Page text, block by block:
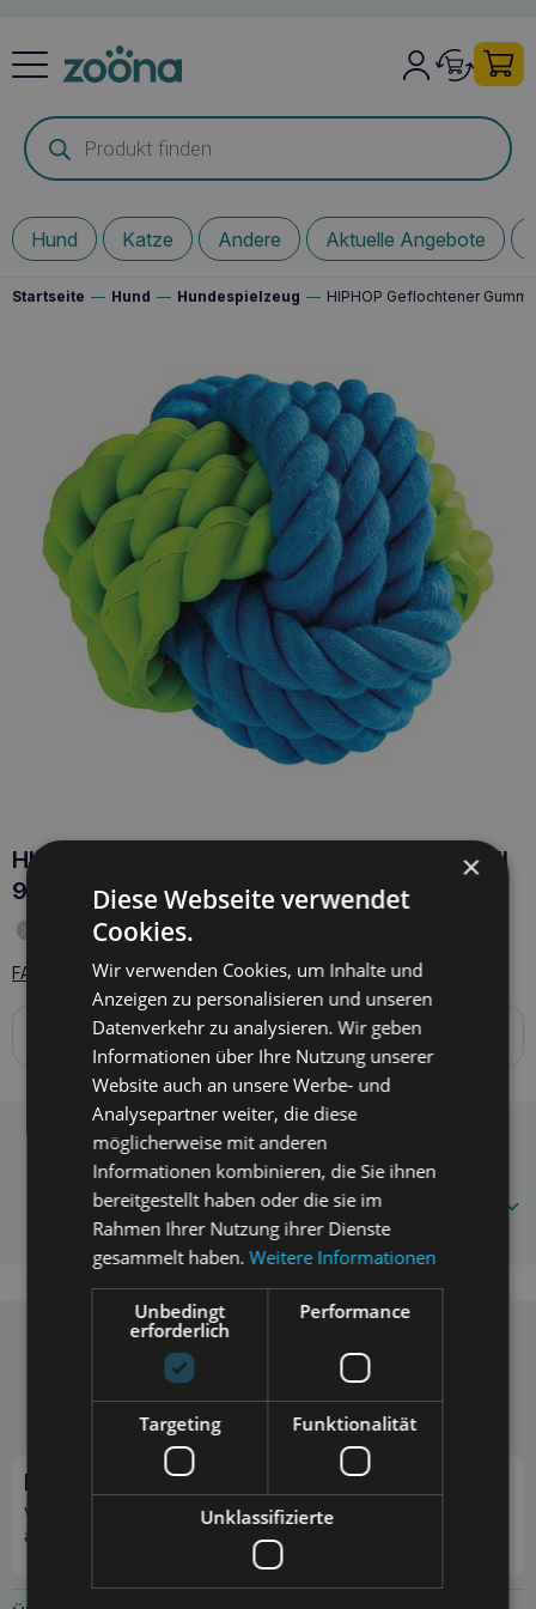
Products
search
Hund Katze Andere Aktuelle Angebote
Startseite — Hund — Hundespielzeug — HIPHOP Geflochtener
HIPHOP Geflochtener Gummi- und Watteball
9,5cm
Produkt vorübergehend nicht auf Lager
FAQ - 1 Fragen zum Produkt
Produktbeschreibung
Geflochtener Gummi-/Baumwollball 9,5 cm Spielzeug
geeignet zum Apportieren der Ball hat zwei Arten von
Material miteinander verflochten (Naturkautschuk und
Baumwolle) der Ball ist holprig und gut für Hunde Material:
Naturkautschuk und Baumwolle Durchmesser: 9,5 cm Farbe:
blau / grün
HIPHOP Geflochtener Gummi- und Watteball
Häufig gestellte Fragen
Telefon
+48 697 297 307
E-Mail
info@zoona.eu
Mo. - Fr. 10:00 - 14:00
Preis pro Anruf gemäß Tarif des Anbieters.
Newsletter abonnieren
Verpasse kein Angebot und sichere dir zusätzliche Rabatte
auf Bestellungen!
×
Diese Webseite verwendet
Cookies.
Wir verwenden Cookies, um Inhalte und
Anzeigen zu personalisieren und unseren
Datenverkehr zu analysieren. Wir geben
Informationen über Ihre Nutzung unserer
Website auch an unsere Werbe- und
Analysepartner weiter, die diese
möglicherweise mit anderen
Informationen kombinieren, die Sie ihnen
bereitgestellt haben oder die sie im
Rahmen Ihrer Nutzung ihrer Dienste
gesammelt haben.Weitere Informationen
Unbedingt
erforderlich
Performance
Targeting Funktionalität
Unklassifizierte